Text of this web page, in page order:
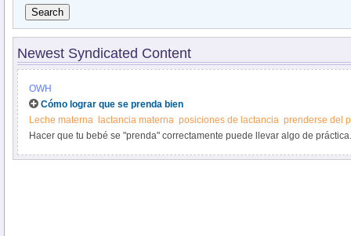
Search
Newest Syndicated Content
OWH
Cómo lograr que se prenda bien
Leche materna
lactancia materna posiciones de lactancia prenderse del
Hacer que tu bebé se "prenda" correctamente puede llevar algo de